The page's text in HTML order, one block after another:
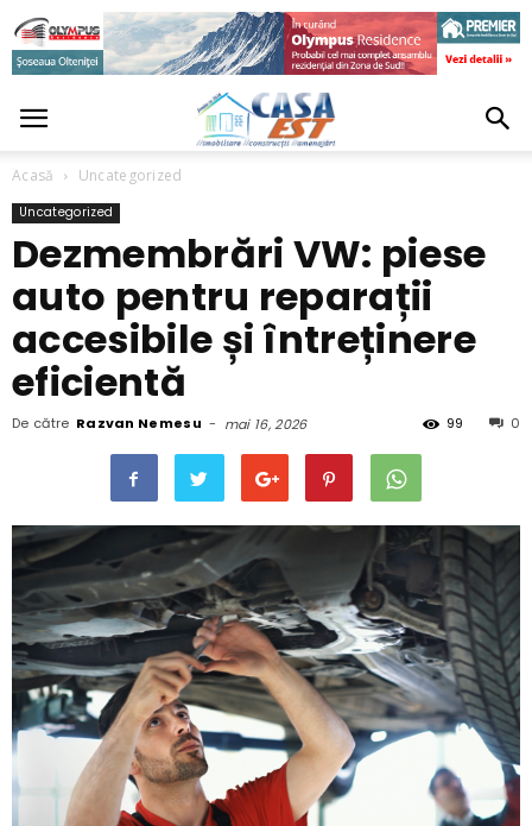
Acasă Uncategorized
Uncategorized
Dezmembrări VW: piese
auto pentru reparații
accesibile și întreținere
eficientă
De către Razvan Nemesu - mai 16, 2026 0
99